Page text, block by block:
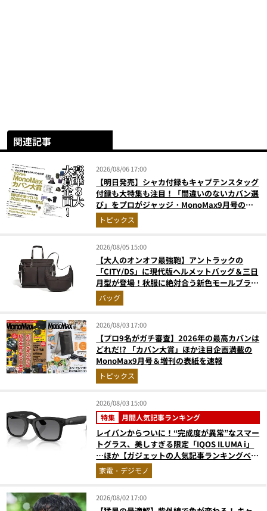
関連記事
2026/08/06 17:00
【明日発売】シャカ付録もキャプテンスタッグ
付録も大特集も注目！「間違いのないカバン選
び」をプロがジャッジ・MonoMax9月号の目
次を公開
トピックス
2026/08/05 15:00
【大人のオンオフ最強鞄】アントラックの
「CITY/DS」に現代版ヘルメットバッグ＆三日
月型が登場！秋服に絶対合う新色モールブラウ
ンが傑作
バッグ
2026/08/03 17:00
【プロ9名がガチ審査】2026年の最高カバンは
どれだ!? 「カバン大賞」ほか注目企画満載の
MonoMax9月号＆増刊の表紙を速報
トピックス
2026/08/03 15:00
特集 月間人気記事ランキング
レイバンからついに！“完成度が異常”なスマー
トグラス、美しすぎる限定「IQOS ILUMA i」
…ほか【ガジェットの人気記事ランキングベス
ト3】（2026年6月版）
家電・デジモノ
2026/08/02 17:00